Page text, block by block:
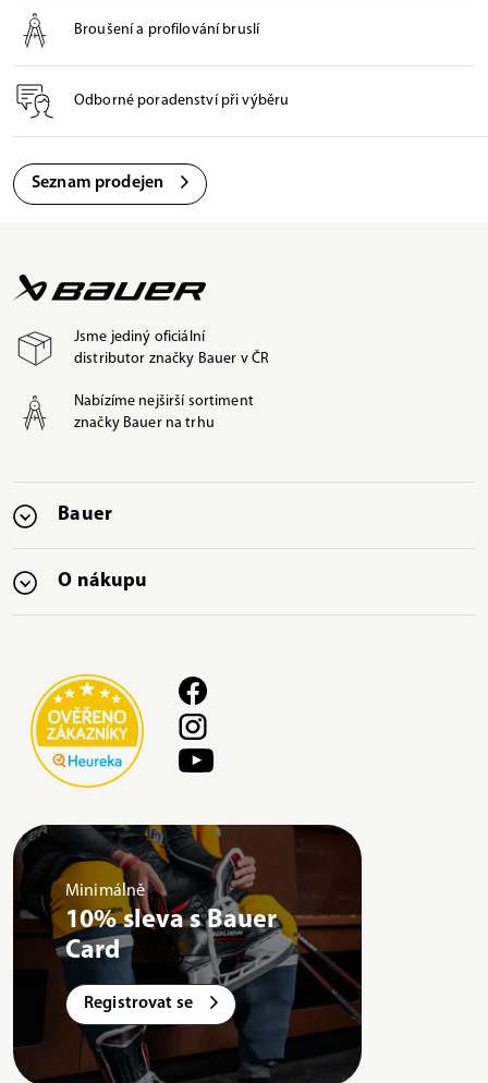
Broušení a profilování bruslí
Odborné poradenství při výběru
Seznam prodejen
Jsme jediný oficiální
distributor značky Bauer v ČR
Nabízíme nejširší sortiment
značky Bauer na trhu
Bauer
O nákupu
Minimálně
10% sleva s Bauer
Card
Registrovat se